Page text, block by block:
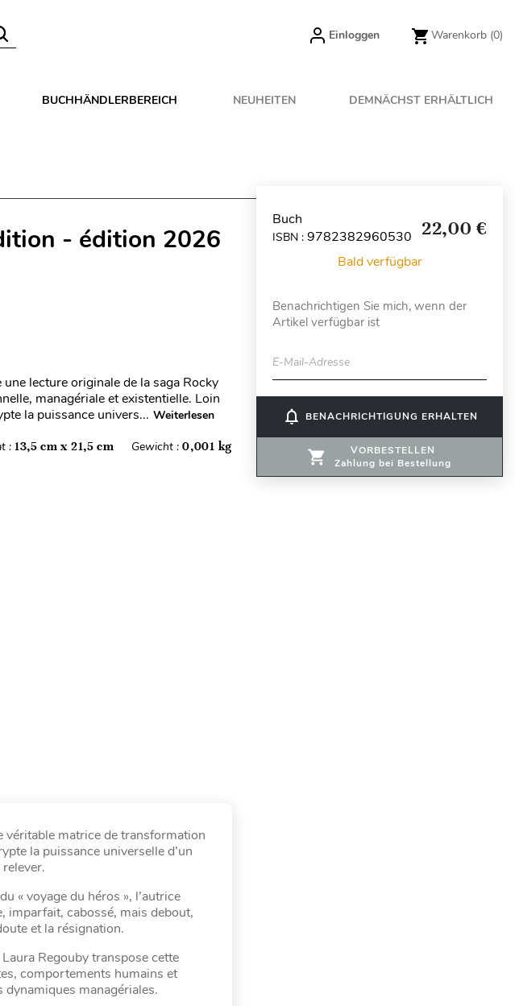
Einloggen Warenkorb (0)
BUCHHÄNDLERBEREICH NEUHEITEN DEMNÄCHST ERHÄLTLICH
- édition 2026
lecture originale de la saga Rocky
managériale et existentielle. Loin
la puissance univers... Weiterlesen
: 13,5 cm x 21,5 cm Gewicht :0,001 kg
véritable matrice de transformation
la puissance universelle d’un
« voyage du héros », l’autrice
imparfait, cabossé, mais debout,
et la résignation.
Regouby transpose cette
comportements humains et
dynamiques managériales.
Buch
ISBN : 9782382960530 22,00 €
Bald verfügbar
Benachrichtigen Sie mich, wenn der
Artikel verfügbar ist
E-Mail-Adresse
notifications_none BENACHRICHTIGUNG ERHALTEN
VORBESTELLEN
Zahlung bei Bestellung